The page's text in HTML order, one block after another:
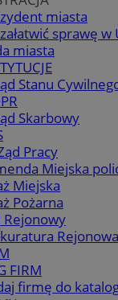
miasta
sprawę
miasta
Stanu
Skarbowy
Pracy
Miejska
Miejska
Pożarna
Rejonowy
Rejonowa
FIRM
firmę do